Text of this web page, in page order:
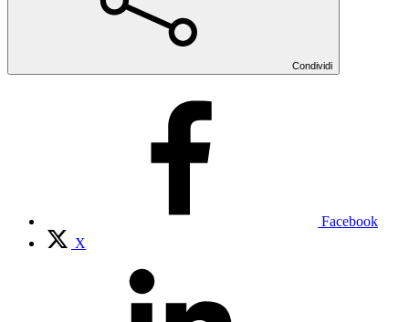
Condividi
Facebook
X